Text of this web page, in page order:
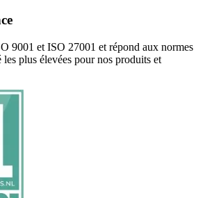
9001 et ISO 27001 et répond aux normes
les plus élevées pour nos produits et